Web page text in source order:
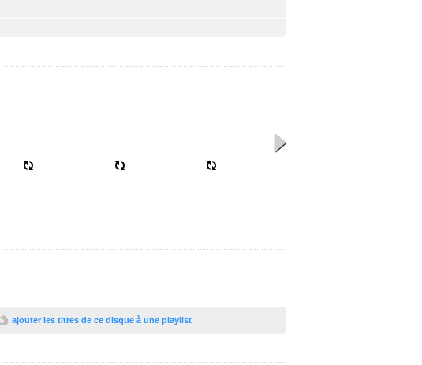
ajouter les titres de ce disque à une playlist